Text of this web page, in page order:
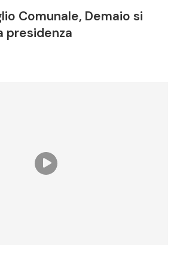
Comunale, Demaio si
presidenza